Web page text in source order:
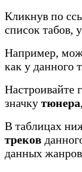
Кликнув по
список табов,
Например,
как у данного
Настроивайте
значку тюнера
В таблицах
треков
данных